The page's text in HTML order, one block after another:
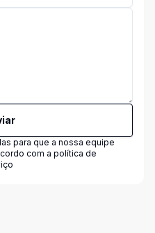
para que a nossa equipe
com a política de